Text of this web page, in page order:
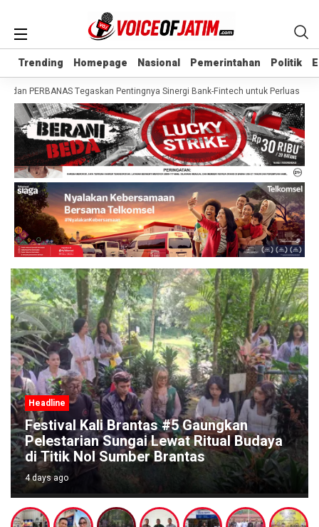
Trending Homepage Nasional Pemerintahan Politik
Trending Homepage Nasional Pemerintahan Politik
PERBANAS Tegaskan Pentingnya Sinergi Bank-Fintech untuk Perluas
Headline
BRI Malang Kawi Salurkan TJSL Rp642
Juta, Fokus Perkuat Pendidikan dan
Renovasi Rumah Ibadah
4 days ago